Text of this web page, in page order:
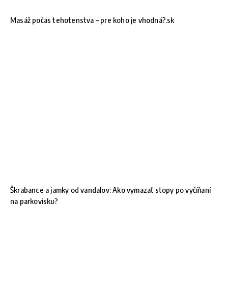
Masáž počas tehotenstva – pre koho je vhodná?.sk
Škrabance a jamky od vandalov: Ako vymazať stopy po vyčíňaní
na parkovisku?